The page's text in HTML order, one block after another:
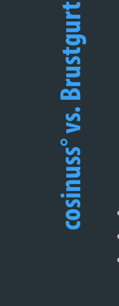
cosinuss° vs. Brustgurt